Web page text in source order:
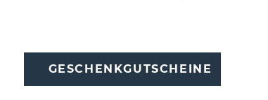
GESCHENKGUTSCHEINE